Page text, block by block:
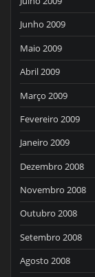
Junho 2009
Maio 2009
Abril 2009
Março 2009
Fevereiro 2009
Janeiro 2009
Dezembro 2008
Novembro 2008
Outubro 2008
Setembro 2008
Agosto 2008